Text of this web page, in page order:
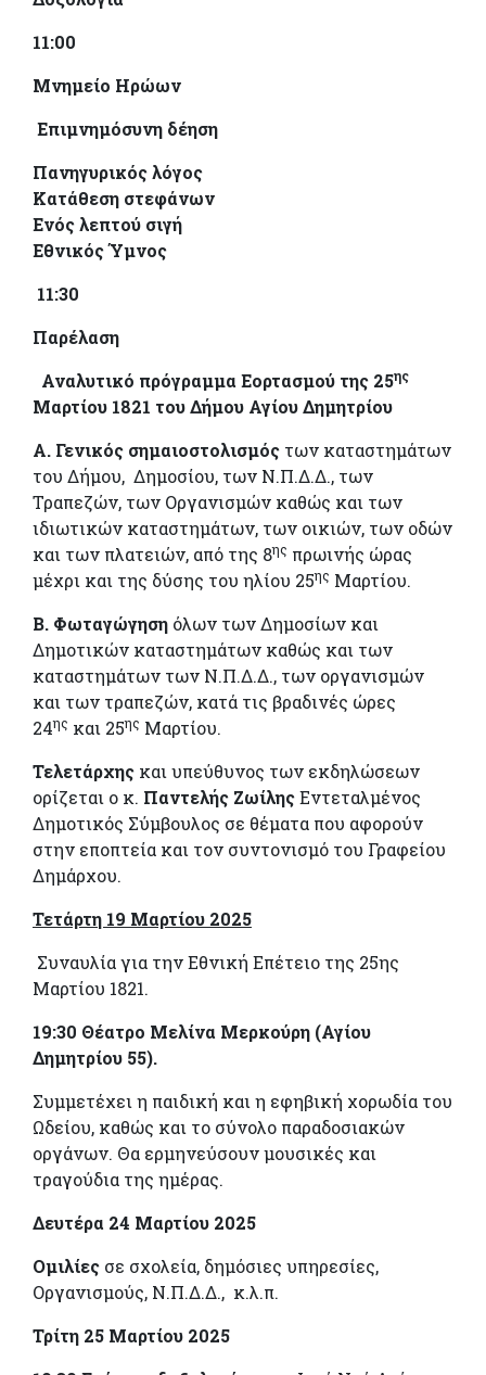
11:00
Μνημείο Ηρώων
Επιμνημόσυνη δέηση
Πανηγυρικός λόγος
Κατάθεση στεφάνων
Ενός λεπτού σιγή
Εθνικός Ύμνος
11:30
Παρέλαση
Αναλυτικό πρόγραμμα Εορτασμού της 25ης
Μαρτίου 1821 του Δήμου Αγίου Δημητρίου
Α. Γενικός σημαιοστολισμός των καταστημάτων
του Δήμου, Δημοσίου, των Ν.Π.Δ.Δ., των
Τραπεζών, των Οργανισμών καθώς και των
ιδιωτικών καταστημάτων, των οικιών, των οδών
και των πλατειών, από της 8ης πρωινής ώρας
μέχρι και της δύσης του ηλίου 25ης Μαρτίου.
Β. Φωταγώγηση όλων των Δημοσίων και
Δημοτικών καταστημάτων καθώς και των
καταστημάτων των Ν.Π.Δ.Δ., των οργανισμών
και των τραπεζών, κατά τις βραδινές ώρες
24ης και 25ης Μαρτίου.
Τελετάρχης και υπεύθυνος των εκδηλώσεων
ορίζεται ο κ. Παντελής ΖωίληςΕντεταλμένος
Δημοτικός Σύμβουλος σε θέματα που αφορούν
στην εποπτεία και τον συντονισμό του Γραφείου
Δημάρχου.
Τετάρτη 19 Μαρτίου 2025
Συναυλία για την Εθνική Επέτειο της 25ης
Μαρτίου 1821.
19:30 Θέατρο Μελίνα Μερκούρη (Αγίου
Δημητρίου 55).
Συμμετέχει η παιδική και η εφηβική χορωδία του
Ωδείου, καθώς και το σύνολο παραδοσιακών
οργάνων. Θα ερμηνεύσουν μουσικές και
τραγούδια της ημέρας.
Δευτέρα 24 Μαρτίου 2025
Ομιλίες σε σχολεία, δημόσιες υπηρεσίες,
Οργανισμούς, Ν.Π.Δ.Δ., κ.λ.π.
Τρίτη 25 Μαρτίου 2025